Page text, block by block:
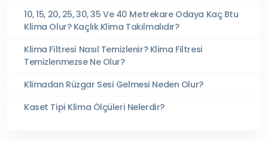
10, 15, 20, 25, 30, 35 Ve 40 Metrekare Odaya Kaç Btu
Klima Olur? Kaçlık Klima Takılmalıdır?
Klima Filtresi Nasıl Temizlenir? Klima Filtresi
Temizlenmezse Ne Olur?
Klimadan Rüzgar Sesi Gelmesi Neden Olur?
Kaset Tipi Klima Ölçüleri Nelerdir?